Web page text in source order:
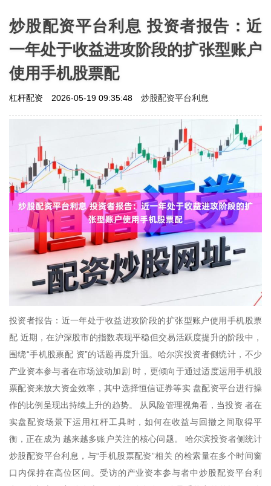
炒股配资平台利息 投资者报告：近
一年处于收益进攻阶段的扩张型账户
使用手机股票配
杠杆配资 2026-05-19 09:35:48 炒股配资平台利息
投资者报告：近一年处于收益进攻阶段的扩张型账户使用手机股票
配 近期，在沪深股市的指数表现平稳但交易活跃度提升的阶段中，
围绕“手机股票配 资”的话题再度升温。哈尔滨投资者侧统计，不少
产业资本参与者在市场波动加剧 时，更倾向于通过适度运用手机股
票配资来放大资金效率，其中选择恒信证券等实 盘配资平台进行操
作的比例呈现出持续上升的趋势。 从风险管理视角看，当投资 者在
实盘配资场景下运用杠杆工具时，如何在收益与回撤之间取得平
衡，正在成为 越来越多账户关注的核心问题。 哈尔滨投资者侧统计
炒股配资平台利息，与“手机股票配资”相关 的检索量在多个时间窗
口内保持在高位区间。受访的产业资本参与者中炒股配资平台利